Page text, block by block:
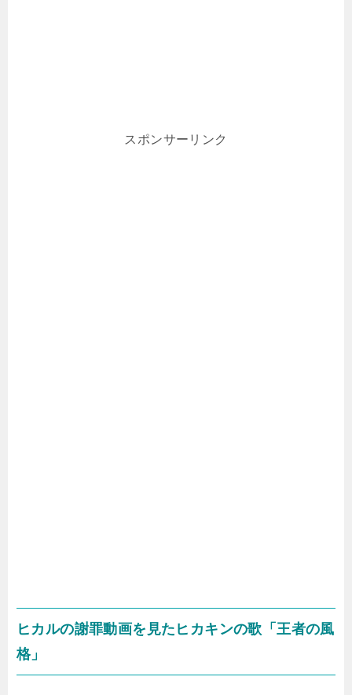
スポンサーリンク
ヒカルの謝罪動画を見たヒカキンの歌「王者の風
格」